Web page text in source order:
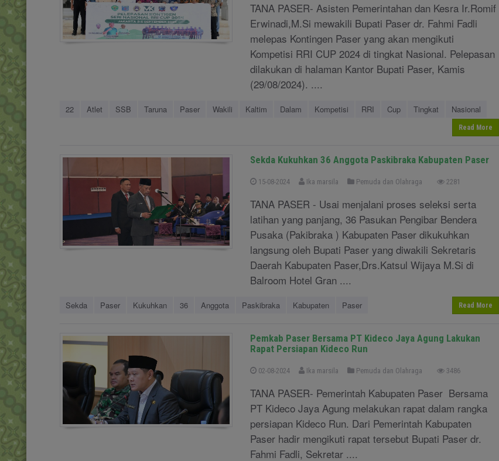
TANA PASER- Asisten Pemerintahan dan Kesra Ir.Romif
Erwinadi,M.Si mewakili Bupati Paser dr. Fahmi Fadli
melepas Kontingen Paser yang akan mengikuti
Kompetisi RRI CUP 2024 di tingkat Nasional. Pelepasan
dilakukan di halaman Kantor Bupati Paser, Kamis
(29/08/2024). ....
22 Atlet SSB Taruna Paser Wakili Kaltim Dalam Kompetisi RRI Cup Tingkat Nasional
Read More
Sekda Kukuhkan 36 Anggota Paskibraka Kabupaten Paser
15-08-2024 Ika marsila Pemuda dan Olahraga 2281
TANA PASER - Usai menjalani proses seleksi serta
latihan yang panjang, 36 Pasukan Pengibar Bendera
Pusaka (Pakibraka ) Kabupaten Paser dikukuhkan
langsung oleh Bupati Paser yang diwakili Sekretaris
Daerah Kabupaten Paser,Drs.Katsul Wijaya M.Si di
Balroom Hotel Gran ....
Sekda Paser Kukuhkan 36 Anggota Paskibraka Kabupaten Paser Read More
Pemkab Paser Bersama PT Kideco Jaya Agung Lakukan
Rapat Persiapan Kideco Run
02-08-2024 Ika marsila Pemuda dan Olahraga 3486
TANA PASER- Pemerintah Kabupaten Paser Bersama
PT Kideco Jaya Agung melakukan rapat dalam rangka
persiapan Kideco Run. Dari Pemerintah Kabupaten
Paser hadir mengikuti rapat tersebut Bupati Paser dr.
Fahmi Fadli, Sekretar ....